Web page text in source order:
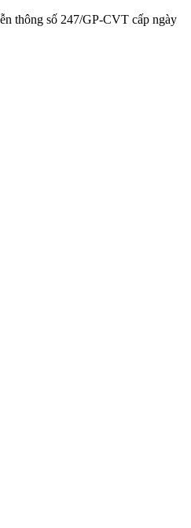
thông số 247/GP-CVT cấp ngày